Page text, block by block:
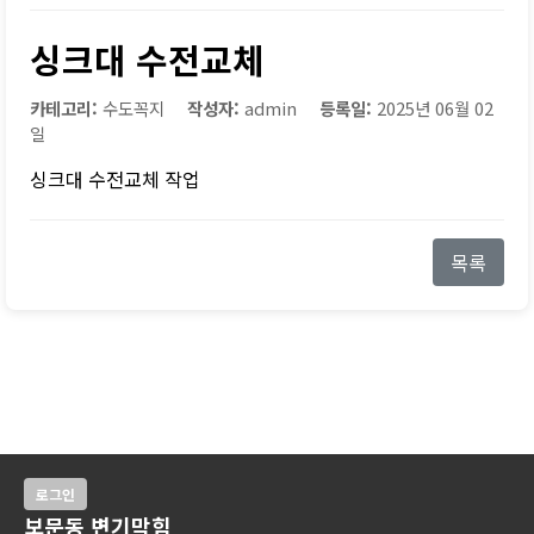
싱크대 수전교체
카테고리: 수도꼭지 작성자: admin 등록일: 2025년 06월 02
일
싱크대 수전교체 작업
목록
로그인
보문동 변기막힘